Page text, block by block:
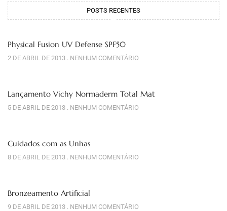
POSTS RECENTES
Physical Fusion UV Defense SPF50
2 DE ABRIL DE 2013 NENHUM COMENTÁRIO
Lançamento Vichy Normaderm Total Mat
5 DE ABRIL DE 2013 NENHUM COMENTÁRIO
Cuidados com as Unhas
8 DE ABRIL DE 2013 NENHUM COMENTÁRIO
Bronzeamento Artificial
9 DE ABRIL DE 2013 NENHUM COMENTÁRIO